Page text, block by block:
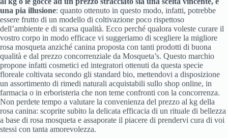
una pia illusione: quanto ottenuto in questo modo, infatti, potrebbe
essere frutto di un modello di coltivazione poco rispettoso
dell’ambiente e di scarsa qualità. Ecco perché qualora voleste curare il
vostro corpo in modo efficace vi suggeriamo di scegliere la migliore
rosa mosqueta anziché canina proposta con tanti prodotti di buona
qualità e dal prezzo concorrenziale da Mosqueta’s. Questo marchio
propone infatti cosmetici ed integratori ottenuti da questa specie
floreale coltivata secondo gli standard bio, mettendovi a disposizione
un assortimento di rimedi naturali acquistabili sullo shop online, in
farmacia o in erboristeria che non teme confronti con la concorrenza.
Non perdete tempo a valutare la convenienza del prezzo al kg della
rosa canina: scoprite subito la delicata efficacia di un rituale di bellezza
a base di rosa mosqueta e assaporate il piacere di prendervi cura di voi
stessi con tanta amorevolezza.